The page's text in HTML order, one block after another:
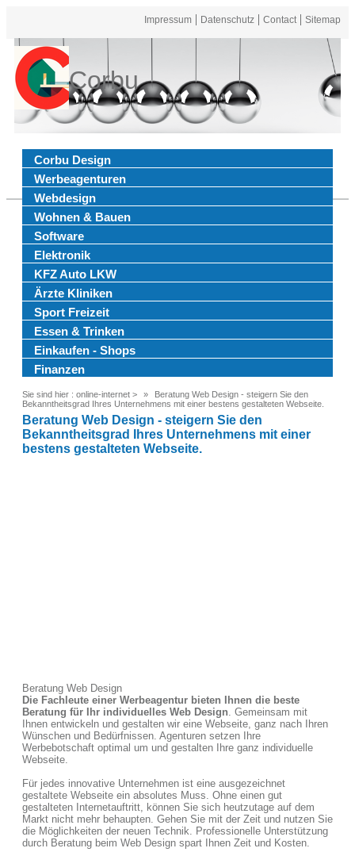
Impressum Datenschutz Contact Sitemap
Corbu
Corbu Design
Werbeagenturen
Webdesign
Wohnen & Bauen
Software
Elektronik
KFZ Auto LKW
Ärzte Kliniken
Sport Freizeit
Essen & Trinken
Einkaufen - Shops
Finanzen
Sie sind hier : online-internet >
Beratung Web Design - steigern Sie den
Bekanntheitsgrad Ihres Unternehmens mit einer bestens gestalteten Webseite.
Beratung Web Design - steigern Sie den
Bekanntheitsgrad Ihres Unternehmens mit einer
bestens gestalteten Webseite.
Beratung Web Design
Die Fachleute einer Werbeagentur bieten Ihnen die beste
Beratung für Ihr individuelles Web Design. Gemeinsam mit
Ihnen entwickeln und gestalten wir eine Webseite, ganz nach Ihren
Wünschen und Bedürfnissen. Agenturen setzen Ihre
Werbebotschaft optimal um und gestalten Ihre ganz individuelle
Webseite.
Für jedes innovative Unternehmen ist eine ausgezeichnet
gestaltete Webseite ein absolutes Muss. Ohne einen gut
gestalteten Internetauftritt, können Sie sich heutzutage auf dem
Markt nicht mehr behaupten. Gehen Sie mit der Zeit und nutzen Sie
die Möglichkeiten der neuen Technik. Professionelle Unterstützung
durch Beratung beim Web Design spart Ihnen Zeit und Kosten.